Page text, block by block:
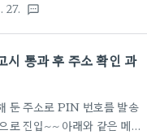
지시한대로 양쪽 모서리 부분
PIN 번호가 떡하니 나타난
페이지에 들어가서 계정
에 이 번호를 넣으면 끝~
고 아래와 같은 화면이 정상
불을 채워야 지급할 수 있
니 좀 기다려 보자. 백불을
27. textsms
시 통과 후 주소 확인 과
둔 주소로 PIN 번호를 발송
로 진입~~ 아래와 같은 메일